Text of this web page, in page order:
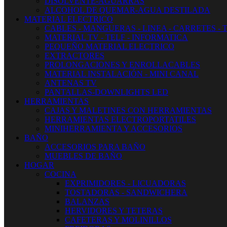
ALCOHOL DE QUEMAR-AGUA DESTILADA
MATERIAL ELECTRICO
CABLES - MANGUERAS - LINEA - CARRETES -
MATERIAL TV - TELF - INFORMATICA
PEQUEÑO MATERIAL ELECTRICO
EXTRACTORES
PROLONGACIONES Y ENROLLACABLES
MATERIAL INSTALACIÓN - MINI CANAL
ANTENAS TV
PANTALLAS-DOWNLIGHTS LED
HERRAMIENTAS
CAJAS Y MALETINES CON HERRAMIENTAS
HERRAMIENTAS ELECTROPORTATILES
MINIHERRAMIENTA Y ACCESORIOS
BAÑO
ACCESORIOS PARA BAÑO
MUEBLES DE BAÑO
HOGAR
COCINA
EXPRIMIDORES - LICUADORAS
TOSTADORAS - SANDWICHERA
BALANZAS
HERVIDORES Y TETERAS
CAFETERAS Y MOLINILLOS